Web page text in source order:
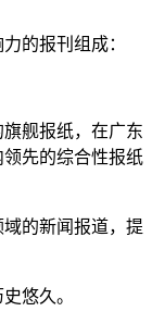
的报刊组成：
舰报纸，在广东
先的综合性报纸
的新闻报道，提
悠久。